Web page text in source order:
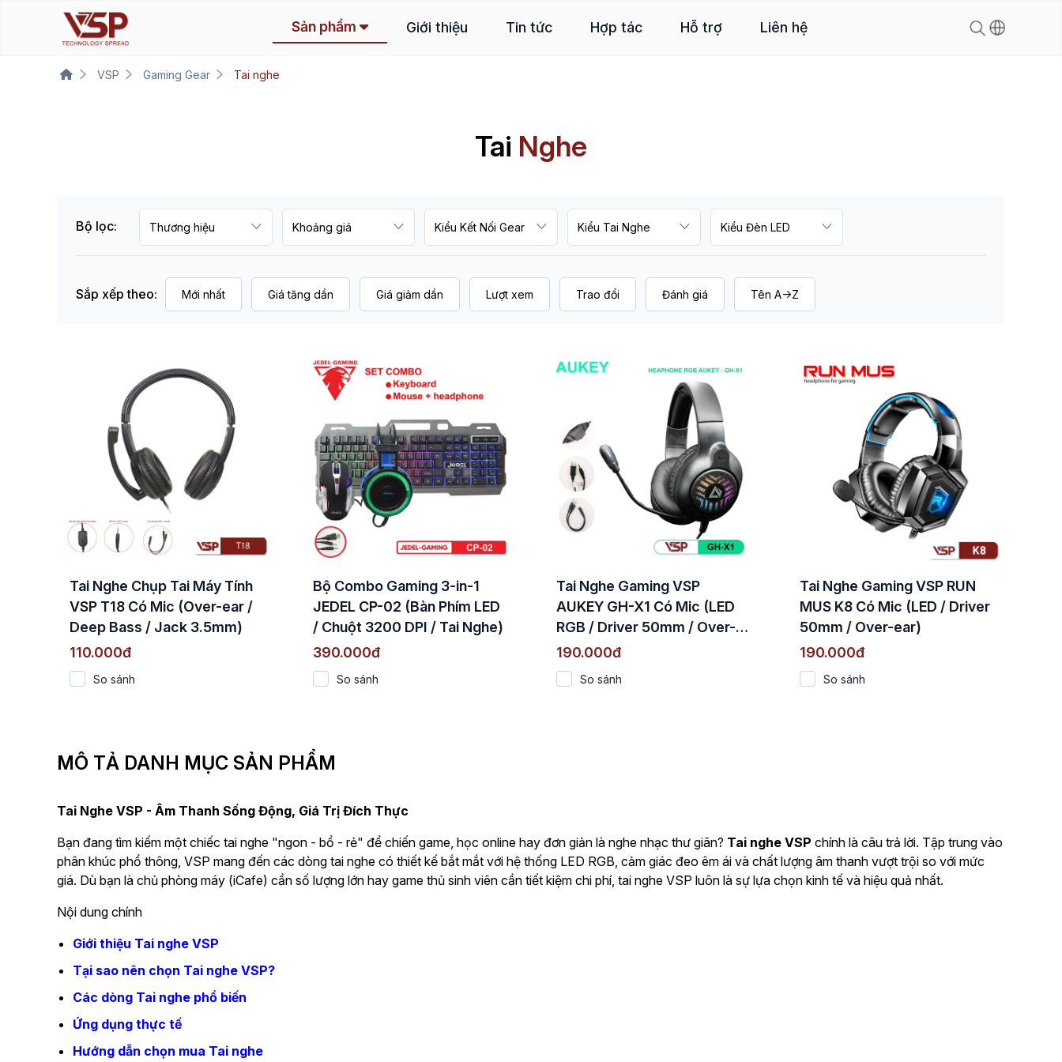
Sản phẩm Giới thiệu Tin tức Hợp tác Hỗ trợ Liên hệ
VSP Gaming Gear Tai nghe
Tai Nghe
Bộ lọc:
Sắp xếp theo: Mới nhất Giá tăng dần Giá giảm dần Lượt xem Trao đổi Đánh giá Tên A->Z
Tai Nghe Chụp Tai Máy Tính
VSP T18 Có Mic (Over-ear /
Deep Bass / Jack 3.5mm)
110.000đ
So sánh
Bộ Combo Gaming 3-in-1
JEDEL CP-02 (Bàn Phím LED
/ Chuột 3200 DPI / Tai Nghe)
390.000đ
So sánh
Tai Nghe Gaming VSP
AUKEY GH-X1 Có Mic (LED
RGB / Driver 50mm / Over-
ear)
190.000đ
So sánh
Tai Nghe Gaming VSP RUN
MUS K8 Có Mic (LED / Driver
50mm / Over-ear)
190.000đ
So sánh
MÔ TẢ DANH MỤC SẢN PHẨM
Tai Nghe VSP - Âm Thanh Sống Động, Giá Trị Đích Thực
Bạn đang tìm kiếm một chiếc tai nghe "ngon - bổ - rẻ" để chiến game, học online hay đơn giản là nghe nhạc thư giãn? Tai nghe VSP chính là câu trả lời. Tập trung vào
phân khúc phổ thông, VSP mang đến các dòng tai nghe có thiết kế bắt mắt với hệ thống LED RGB, cảm giác đeo êm ái và chất lượng âm thanh vượt trội so với mức
giá. Dù bạn là chủ phòng máy (iCafe) cần số lượng lớn hay game thủ sinh viên cần tiết kiệm chi phí, tai nghe VSP luôn là sự lựa chọn kinh tế và hiệu quả nhất.
Nội dung chính
Giới thiệu Tai nghe VSP
Tại sao nên chọn Tai nghe VSP?
Các dòng Tai nghe phổ biến
Ứng dụng thực tế
Hướng dẫn chọn mua Tai nghe